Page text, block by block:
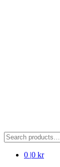
Search
for:
0 |0 kr